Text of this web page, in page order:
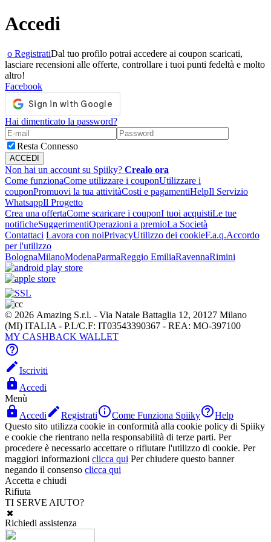
Accedi
o RegistratiDal tuo profilo potrai accedere ai coupon scaricati,
lasciare recensioni alle offerte, controllare i tuoi punti fedeltà e molto
altro!
Facebook
Hai dimenticato la password?
Resta Connesso
Non hai un account su Spiiky? Crealo ora
Come funzionaCome utilizzare i couponUtilizzare i
couponPromuovi la tua attivitàCosti e pagamentiHelpIl Servizio
WhatsappIl Progetto
Crea una offertaCome scaricare i couponI tuoi acquistiLe tue
notificheSuggerimentiOperazioni a premioLa Società
Contattaci Lavora con noiPrivacyUtilizzo dei cookieF.a.q.Accordo
per l'utilizzo
BolognaMilanoModenaParmaReggio EmiliaRavennaRimini
© 2026 Amazing S.r.l. - Via Natale Battaglia 12, 20127 Milano
(MI) ITALIA - P.I./C.F: IT03543390367 - REA: MO-397100
MY CASHBACK WALLET

Iscriviti
 Accedi
Menù
 Accedi RegistratiCome Funziona SpiikyHelp
Questo sito utilizza cookie in conformità alla cookie policy di Spiiky
e cookie che rientrano nella responsabilità di terze parti. Per
procedere è necessario accettare o rifiutare l'utilizzo di cookie. Per
maggiori informazioni clicca qui Per chiudere questo banner
negando il consenso clicca qui
Accetta e chiudi
Rifiuta
TI SERVE AIUTO?
Richiedi assistenza